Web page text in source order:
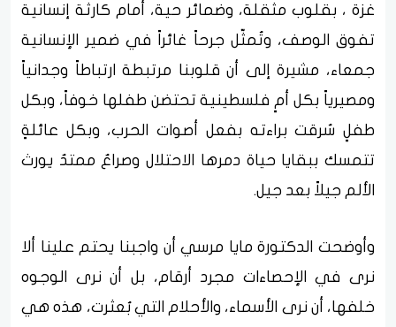
غزة ، بقلوب مثقلة، وضمائر حية، أمام كارثة إنسانية
تفوق الوصف، وتُمثّل جرحاً غائراً في ضمير الإنسانية
جمعاء، مشيرة إلى أن قلوبنا مرتبطة ارتباطاً وجدانياً
ومصيرياً بكل أمٍ فلسطينية تحتضن طفلها خوفاً، وبكل
طفلٍ سُرقت براءته بفعل أصوات الحرب، وبكل عائلةٍ
تتمسك ببقايا حياة دمرها الاحتلال وصراعٌ ممتدٌ يورث
الألم جيلاً بعد جيل.
وأوضحت الدكتورة مايا مرسي أن واجبنا يحتم علينا ألا
نرى في الإحصاءات مجرد أرقام، بل أن نرى الوجوه
خلفها، أن نرى الأسماء، والأحلام التي بُعثرت، هذه هي